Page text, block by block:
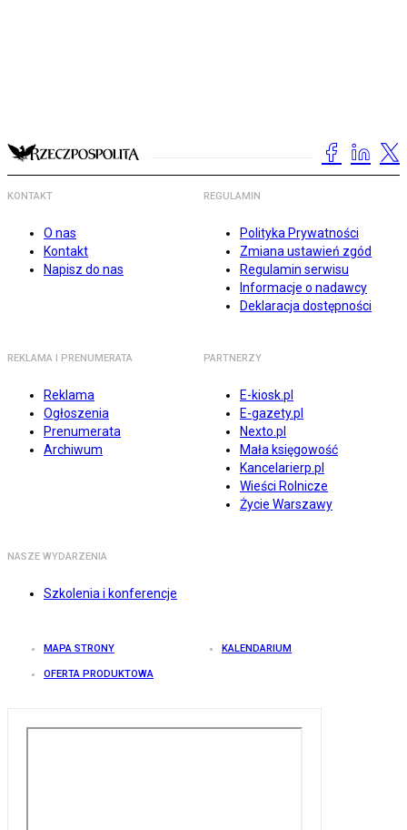
KONTAKT
O nas
Kontakt
Napisz do nas
REGULAMIN
Polityka Prywatności
Zmiana ustawień zgód
Regulamin serwisu
Informacje o nadawcy
Deklaracja dostępności
REKLAMA I PRENUMERATA
Reklama
Ogłoszenia
Prenumerata
Archiwum
PARTNERZY
E-kiosk.pl
E-gazety.pl
Nexto.pl
Mała księgowość
Kancelarierp.pl
Wieści Rolnicze
Życie Warszawy
NASZE WYDARZENIA
Szkolenia i konferencje
MAPA STRONY KALENDARIUM
OFERTA PRODUKTOWA